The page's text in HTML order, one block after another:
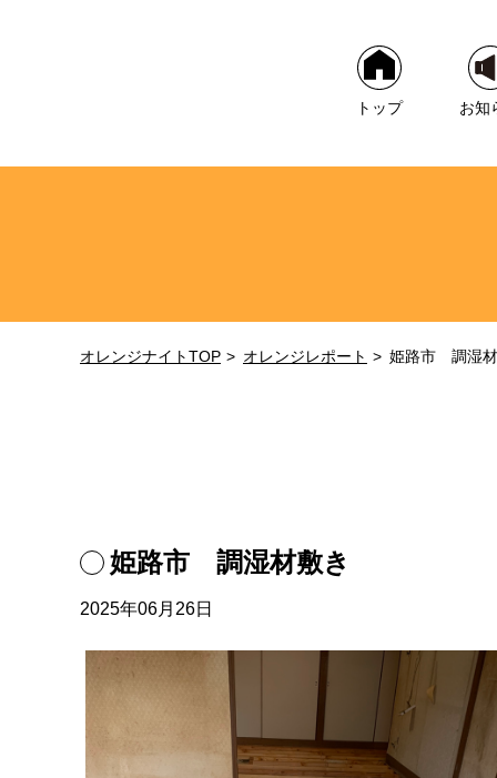
トップ お知
オレンジナイトTOP オレンジレポート 姫路市 調湿
姫路市 調湿材敷き
2025年06月26日